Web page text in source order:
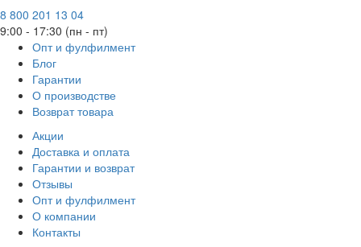
8 800 201 13 04
9:00 - 17:30 (пн - пт)
Опт и фулфилмент
Блог
Гарантии
О производстве
Возврат товара
Акции
Доставка и оплата
Гарантии и возврат
Отзывы
Опт и фулфилмент
О компании
Контакты